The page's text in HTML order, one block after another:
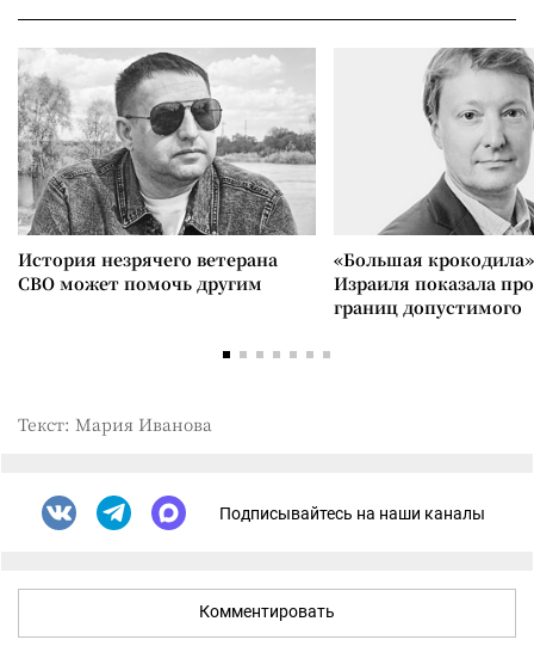
История незрячего ветерана
СВО может помочь другим
«Большая
Израиля показала
границ допустимого
Текст: Мария Иванова
Подписывайтесь на наши каналы
Комментировать